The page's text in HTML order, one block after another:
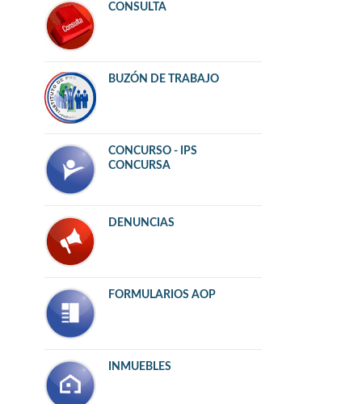
CONSULTA
BUZÓN DE TRABAJO
CONCURSO - IPS
CONCURSA
DENUNCIAS
FORMULARIOS AOP
INMUEBLES